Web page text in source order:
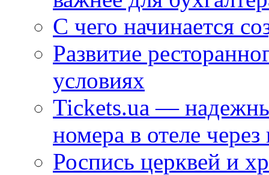
С чего начинается
Развитие
условиях
Tickets.ua —
номера в отеле через
Роспись церквей и